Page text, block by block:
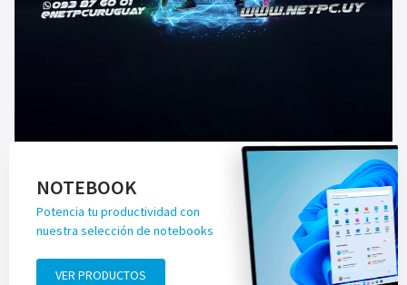
NOTEBOOK
Potencia tu productividad con
nuestra selección de notebooks
VER PRODUCTOS